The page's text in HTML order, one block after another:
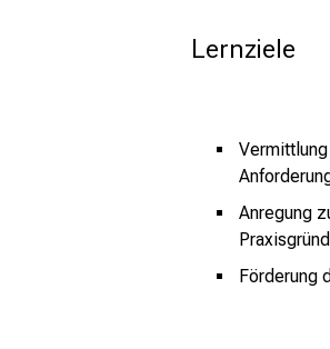
Lernziele
Anregung
Förderung